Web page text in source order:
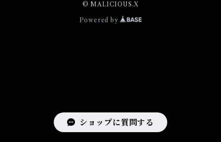
© MALICIOUS.X
Powered by
ショップに質問する